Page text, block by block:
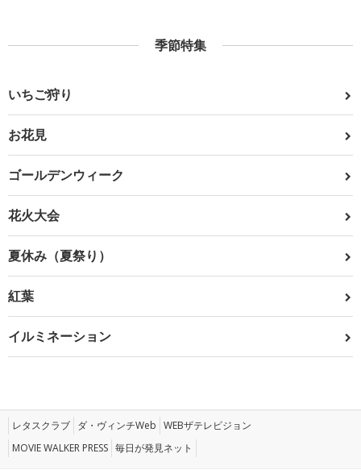
季節特集
いちご狩り
お花見
ゴールデンウィーク
花火大会
夏休み（夏祭り）
紅葉
イルミネーション
レタスクラブ ダ・ヴィンチWeb WEBザテレビジョン
MOVIE WALKER PRESS 毎日が発見ネット